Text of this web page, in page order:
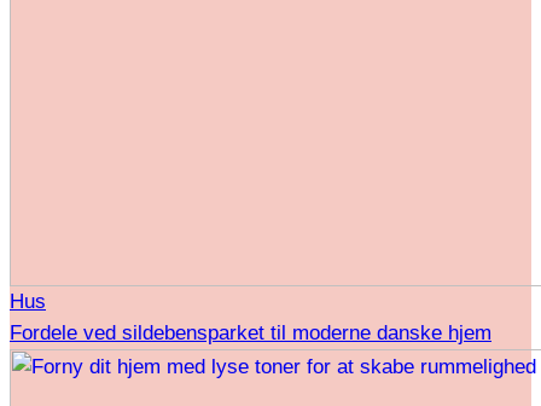
Hus
Fordele ved sildebensparket til moderne danske hjem